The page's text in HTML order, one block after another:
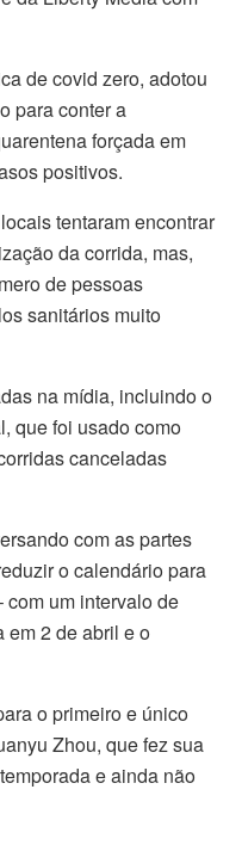
de covid zero, adotou
para conter a
forçada em
positivos.
tentaram encontrar
da corrida, mas,
de pessoas
sanitários muito
na mídia, incluindo o
que foi usado como
canceladas
com as partes
o calendário para
com um intervalo de
em 2 de abril e o
o primeiro e único
Zhou, que fez sua
e ainda não